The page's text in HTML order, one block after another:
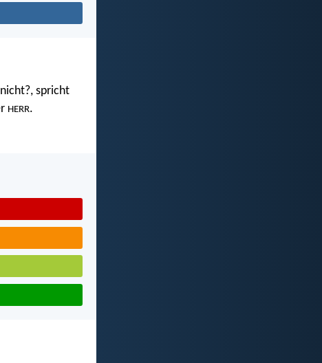
spricht
HERR.